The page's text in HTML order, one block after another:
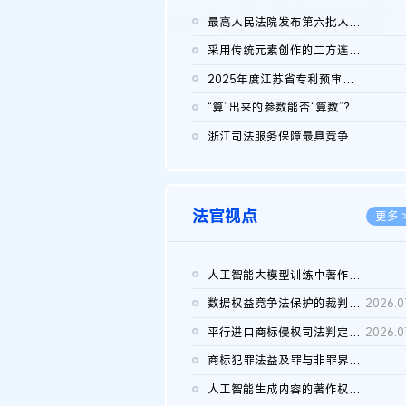
最高人民法院发布第六批人民法院种业知识产权司法保护典型案例 含...
采用传统元素创作的二方连续装饰图案作品的独创性及侵权对比认定
2025年度江苏省专利预审典型案例
“算”出来的参数能否“算数”？
浙江司法服务保障最具竞争力营商环境建设典型案例（第二批）含侵...
法官视点 更多
人工智能大模型训练中著作权的合理使用
数据权益竞争法保护的裁判路径构建
平行进口商标侵权司法判定规则的困境与纾解
商标犯罪法益及罪与非罪界限研究
人工智能生成内容的著作权司法认定：演进逻辑、现实困境与规则建...